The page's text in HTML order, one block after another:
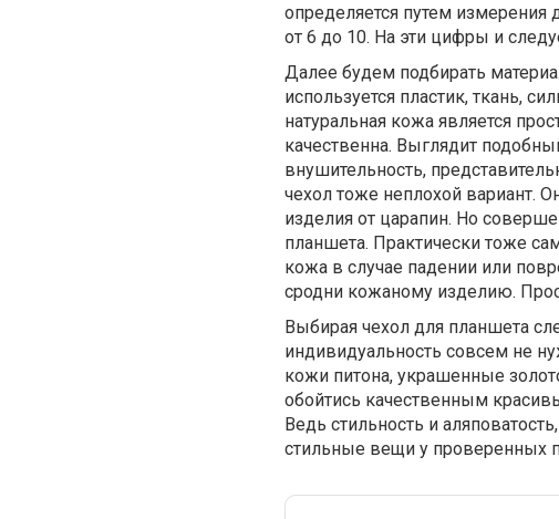
определяется путем
от 6 до 10. На эти цифры и
Далее будем подбирать
используется пластик, ткань,
натуральная кожа является
качественна. Выглядит
внушительность,
чехол тоже неплохой вариант.
изделия от царапин. Но
планшета. Практически тоже
кожа в случае падении или
сродни кожаному изделию.
Выбирая чехол для планшета
индивидуальность совсем не
кожи питона, украшенные
обойтись качественным
Ведь стильность и
стильные вещи у проверенных